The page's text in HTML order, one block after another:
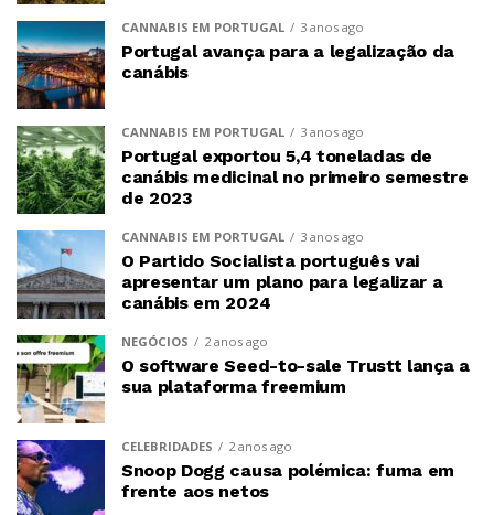
CANNABIS EM PORTUGAL 3 anos ago
Portugal avança para a legalização da
canábis
CANNABIS EM PORTUGAL 3 anos ago
Portugal exportou 5,4 toneladas de
canábis medicinal no primeiro semestre
de 2023
CANNABIS EM PORTUGAL 3 anos ago
O Partido Socialista português vai
apresentar um plano para legalizar a
canábis em 2024
NEGÓCIOS 2 anos ago
O software Seed-to-sale Trustt lança a
sua plataforma freemium
CELEBRIDADES 2 anos ago
Snoop Dogg causa polémica: fuma em
frente aos netos